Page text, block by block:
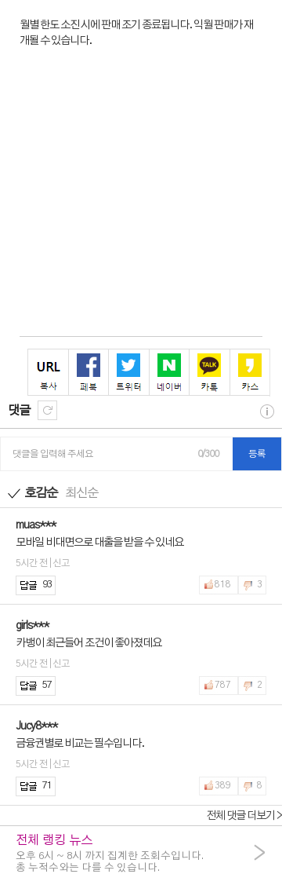
월별 한도 소진 시에 판매 조기 종료됩니다. 익월 판매가 재
개될 수 있습니다.
댓글
댓글을 입력해 주세요 0/300 등록
호감순 최신순
muas***
모바일 비대면으로 대출을 받을 수 있네요
5시간 전 | 신고
93 818 3
girls***
카뱅이 최근들어 조건이 좋아졌데요
5시간 전 | 신고
57 787 2
Jucy8***
금융권별로 비교는 필수입니다.
5시간 전 | 신고
71 389 8
전체 댓글 더보기 >
전체 랭킹 뉴스
오후 6시 ~ 8시 까지 집계한 조회수입니다.
총 누적수와는 다를 수 있습니다.
>